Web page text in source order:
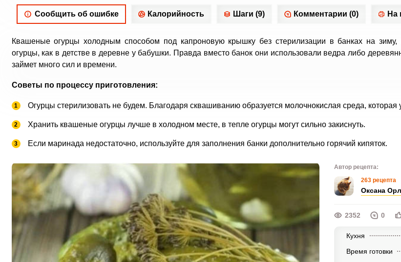
Сообщить об ошибке Калорийность Шаги (9) Комментарии (0) На
Квашеные огурцы холодным способом под капроновую крышку без стерилизации в банках на зиму,
огурцы, как в детстве в деревне у бабушки. Правда вместо банок они использовали ведра либо
займет много сил и времени.
Советы по процессу приготовления:
Огурцы стерилизовать не будем. Благодаря сквашиванию образуется молочнокислая среда, которая
Хранить квашеные огурцы лучше в холодном месте, в тепле огурцы могут сильно закиснуть.
Если маринада недостаточно, используйте для заполнения банки дополнительно горячий кипяток.
Автор рецепта:
263 рецепта
Оксана
2352 0
Кухня
Время готовки